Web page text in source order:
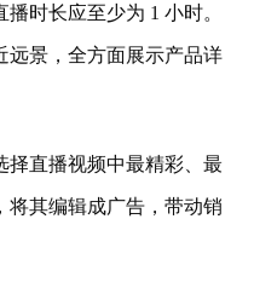
时长应至少为 1 小时。
远景，全方面展示产品详
择直播视频中最精彩、最
将其编辑成广告，带动销